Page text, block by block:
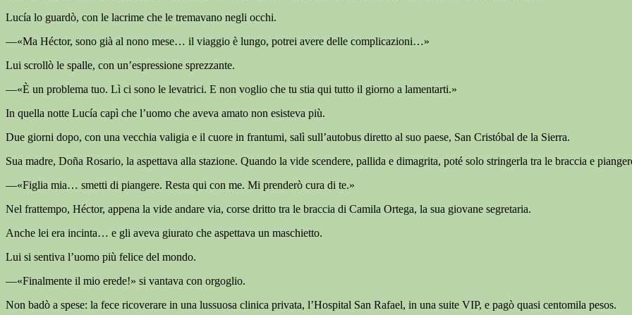
Lucía lo guardò, con le lacrime che le tremavano negli occhi.
—«Ma Héctor, sono già al nono mese… il viaggio è lungo, potrei avere delle complicazioni…»
Lui scrollò le spalle, con un’espressione sprezzante.
—«È un problema tuo. Lì ci sono le levatrici. E non voglio che tu stia qui tutto il giorno a lamentarti.»
In quella notte Lucía capì che l’uomo che aveva amato non esisteva più.
Due giorni dopo, con una vecchia valigia e il cuore in frantumi, salì sull’autobus diretto al suo paese, San Cristóbal de la Sierra.
Sua madre, Doña Rosario, la aspettava alla stazione. Quando la vide scendere, pallida e dimagrita, poté solo stringerla tra le braccia e
—«Figlia mia… smetti di piangere. Resta qui con me. Mi prenderò cura di te.»
Nel frattempo, Héctor, appena la vide andare via, corse dritto tra le braccia di Camila Ortega, la sua giovane segretaria.
Anche lei era incinta… e gli aveva giurato che aspettava un maschietto.
Lui si sentiva l’uomo più felice del mondo.
—«Finalmente il mio erede!» si vantava con orgoglio.
Non badò a spese: la fece ricoverare in una lussuosa clinica privata, l’Hospital San Rafael, in una suite VIP, e pagò quasi centomila pesos.